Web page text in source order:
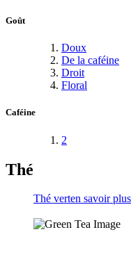
Goût
Doux
De la caféine
Droit
Floral
Caféine
2
Thé
Thé verten savoir plus